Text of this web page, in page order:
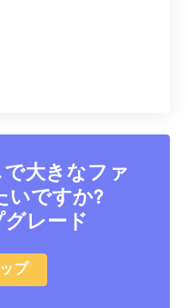
大きなファ
いですか?
レード
プ